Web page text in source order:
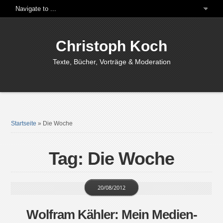
Christoph Koch
Texte, Bücher, Vorträge & Moderation
Startseite » Die Woche
Tag: Die Woche
Wolfram Kähler: Mein Medien-
20/08/2012